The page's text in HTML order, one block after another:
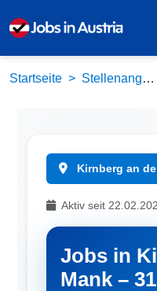
Startseite Stellenangebote
Kirnberg an
Aktiv seit
Jobs in
Mank –